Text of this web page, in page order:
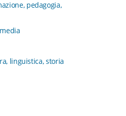
e diritto
di Scienze
e Innovation
formazione
pedagogia,
linguistica, storia